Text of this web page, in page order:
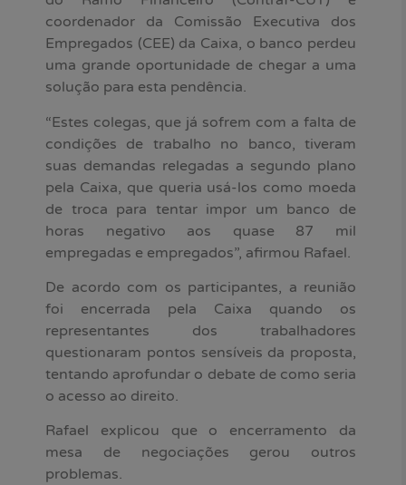
coordenador da Comissão Executiva dos
Empregados (CEE) da Caixa, o banco perdeu
uma grande oportunidade de chegar a uma
solução para esta pendência.
“Estes colegas, que já sofrem com a falta de
condições de trabalho no banco, tiveram
suas demandas relegadas a segundo plano
pela Caixa, que queria usá-los como moeda
de troca para tentar impor um banco de
horas negativo aos quase 87 mil
empregadas e empregados”, afirmou Rafael.
De acordo com os participantes, a reunião
foi encerrada pela Caixa quando os
representantes dos trabalhadores
questionaram pontos sensíveis da proposta,
tentando aprofundar o debate de como seria
o acesso ao direito.
Rafael explicou que o encerramento da
mesa de negociações gerou outros
problemas.